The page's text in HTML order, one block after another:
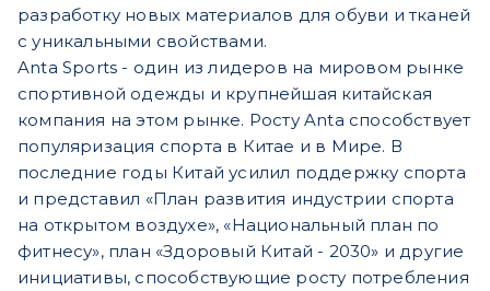
разработку новых материалов для обуви и тканей
с уникальными свойствами.
Anta Sports - один из лидеров на мировом рынке
спортивной одежды и крупнейшая китайская
компания на этом рынке. Росту Anta способствует
популяризация спорта в Китае и в Мире. В
последние годы Китай усилил поддержку спорта
и представил «План развития индустрии спорта
на открытом воздухе», «Национальный план по
фитнесу», план «Здоровый Китай - 2030» и другие
инициативы, способствующие росту потребления